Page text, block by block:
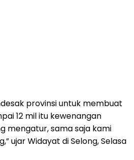
provinsi untuk membuat
12 mil itu kewenangan
mengatur, sama saja kami
ujar Widayat di Selong, Selasa